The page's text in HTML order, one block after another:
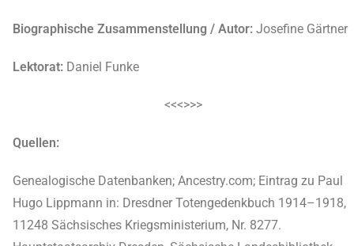
Biographische Zusammenstellung / Autor: Josefine Gärtner
Lektorat: Daniel Funke
<<<>>>
Quellen:
Genealogische Datenbanken; Ancestry.com; Eintrag zu Paul
Hugo Lippmann in: Dresdner Totengedenkbuch 1914–1918,
11248 Sächsisches Kriegsministerium, Nr. 8277.